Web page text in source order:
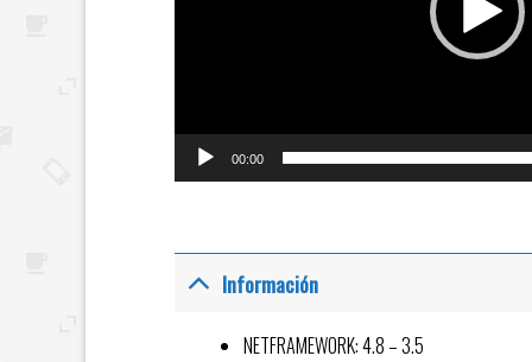
00:00
Información
NETFRAMEWORK: 4.8 – 3.5